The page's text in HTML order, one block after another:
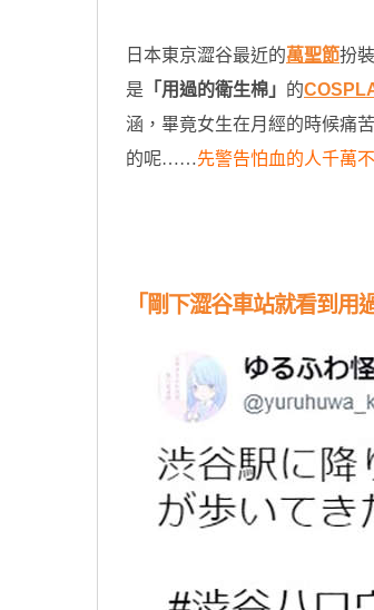
日本東京澀谷最近的萬聖節扮
是 「用過的衛生棉」 的
涵，畢竟女生在月經的時候痛
的呢……先警告怕血的人千萬
「剛下澀谷車站就看到用